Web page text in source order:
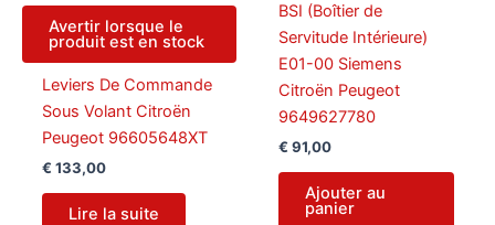
Avertir lorsque le
produit est en stock
Leviers De Commande
Sous Volant Citroën
Peugeot 96605648XT
€ 133,00
Lire la suite
BSI (Boîtier de
Servitude Intérieure)
E01-00 Siemens
Citroën Peugeot
9649627780
€ 91,00
Ajouter au
panier